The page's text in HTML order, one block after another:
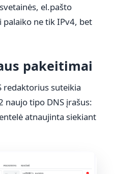
el.pašto
palaiko ne tik IPv4, bet
pakeitimai
redaktorius suteikia
tipo DNS įrašus:
atnaujinta siekiant